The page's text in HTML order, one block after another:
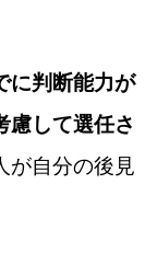
に判断能力が
慮して選任さ
が自分の後見